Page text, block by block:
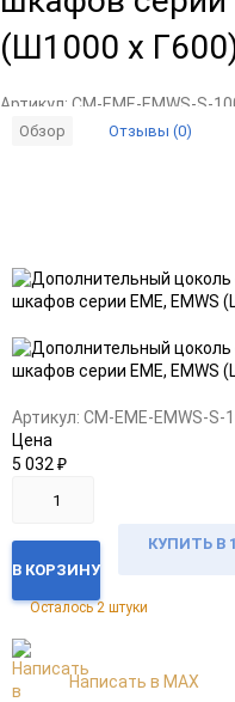
(Ш1000 x
Артикул: CM-EME-EMWS-S-
Обзор Отзывы (0)
в
избранное
к
сравнению
Артикул: CM-EME-EMWS-S-
Цена
5 032 ₽
В КОРЗИНУ
КУПИТЬ В
Осталось 2 штуки
Написать в MAX